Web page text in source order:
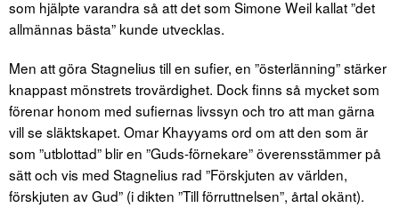
som hjälpte varandra så att det som Simone Weil kallat ”det
allmännas bästa” kunde utvecklas.
Men att göra Stagnelius till en sufier, en ”österlänning” stärker
knappast mönstrets trovärdighet. Dock finns så mycket som
förenar honom med sufiernas livssyn och tro att man gärna
vill se släktskapet. Omar Khayyams ord om att den som är
som ”utblottad” blir en ”Guds-förnekare” överensstämmer på
sätt och vis med Stagnelius rad ”Förskjuten av världen,
förskjuten av Gud” (i dikten ”Till förruttnelsen”, årtal okänt).